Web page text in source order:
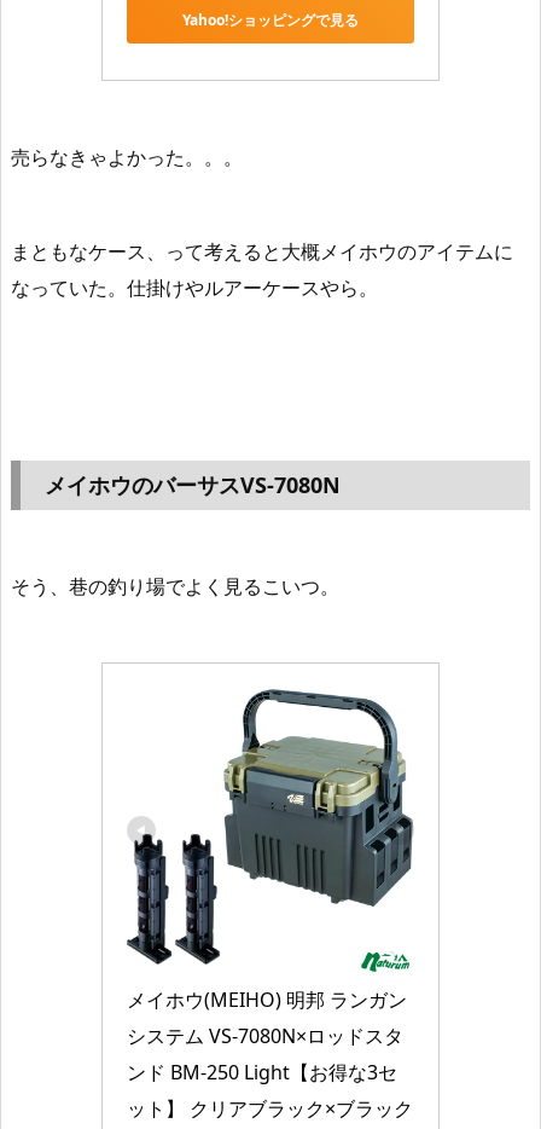
Yahoo!ショッピングで見る
売らなきゃよかった。。。
まともなケース、って考えると大概メイホウのアイテムに
なっていた。仕掛けやルアーケースやら。
メイホウのバーサスVS-7080N
そう、巷の釣り場でよく見るこいつ。
メイホウ(MEIHO) 明邦 ランガン
システム VS-7080N×ロッドスタ
ンド BM-250 Light【お得な3セ
ット】 クリアブラック×ブラック